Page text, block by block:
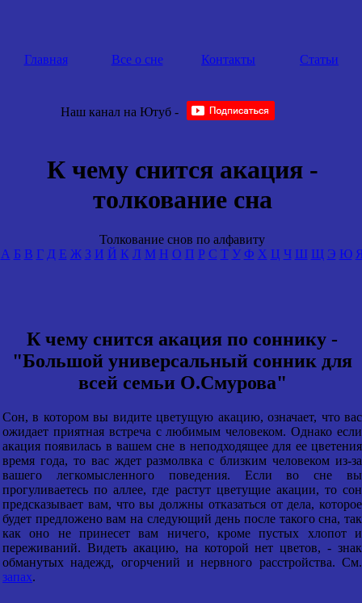
Главная Все о сне Контакты Статьи
Наш канал на Ютуб -
К чему снится акация -
толкование сна
Толкование снов по алфавиту
А Б В Г Д Е Ж З И Й К Л М Н О П Р С Т У Ф Х Ц Ч Ш Щ Э Ю
К чему снится акация по соннику -
"Большой универсальный сонник для
всей семьи О.Смурова"
Сон, в котором вы видите цветущую акацию, означает, что вас
ожидает приятная встреча с любимым человеком. Однако если
акация появилась в вашем сне в неподходящее для ее цветения
время года, то вас ждет размолвка с близким человеком из-за
вашего легкомысленного поведения. Если во сне вы
прогуливаетесь по аллее, где растут цветущие акации, то сон
предсказывает вам, что вы должны отказаться от дела, которое
будет предложено вам на следующий день после такого сна, так
как оно не принесет вам ничего, кроме пустых хлопот и
переживаний. Видеть акацию, на которой нет цветов, - знак
обманутых надежд, огорчений и нервного расстройства. См.
запах.